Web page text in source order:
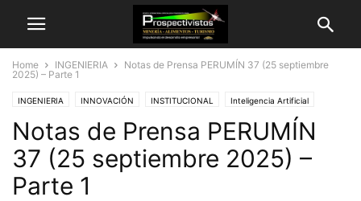
Home INGENIERIA
Notas de Prensa PERUMÍN 37 (25 septiembre
2025) – Parte 1
INGENIERIA INNOVACIÓN INSTITUCIONAL Inteligencia Artificial
Medio Ambiente MINERÍA
Notas de Prensa PERUMÍN
37 (25 septiembre 2025) –
Parte 1